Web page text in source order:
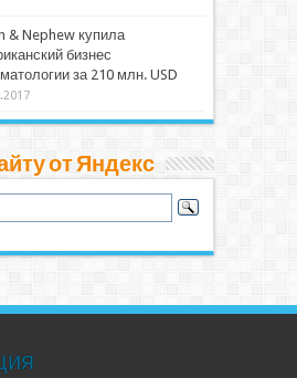
& Nephew купила
бизнес
за 210 млн. USD
от Яндекс